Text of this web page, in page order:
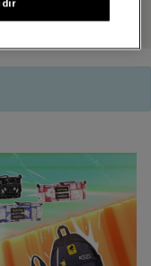
ve çocukların